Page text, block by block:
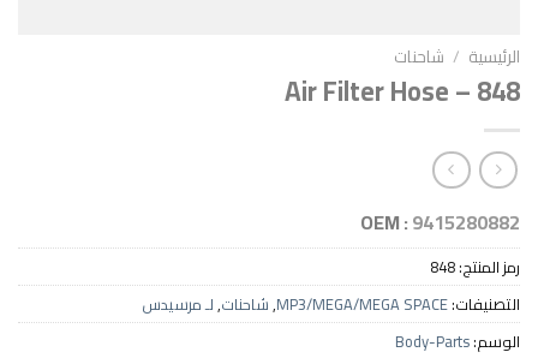
شاحنات
Air Filter
OEM :
MP3/MEGA/MEGA
,شاحنات,لـ مرسيدس
Body-